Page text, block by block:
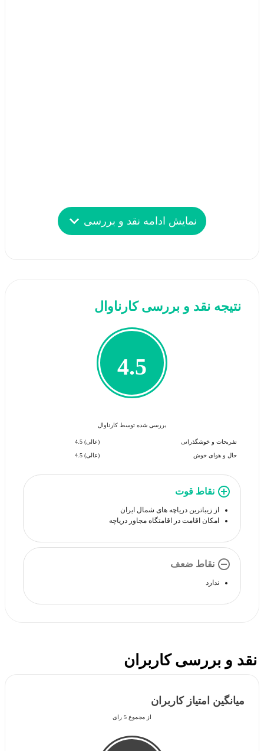
Photo by : Unknownنمایش ادامه نقد و بررسی
نتیجه نقد و بررسی کارناوال
4.5
بررسی شده توسط کارناوال
تفریحات و خوشگذرانی (عالی) 4.5
حال و هوای خوش (عالی) 4.5
نقاط قوت
از زیباترین دریاچه های شمال ایران
امکان اقامت در اقامتگاه مجاور دریاچه
نقاط ضعف
ندارد
نقد و بررسی کاربران
میانگین امتیاز کاربران
از مجموع 5 رای